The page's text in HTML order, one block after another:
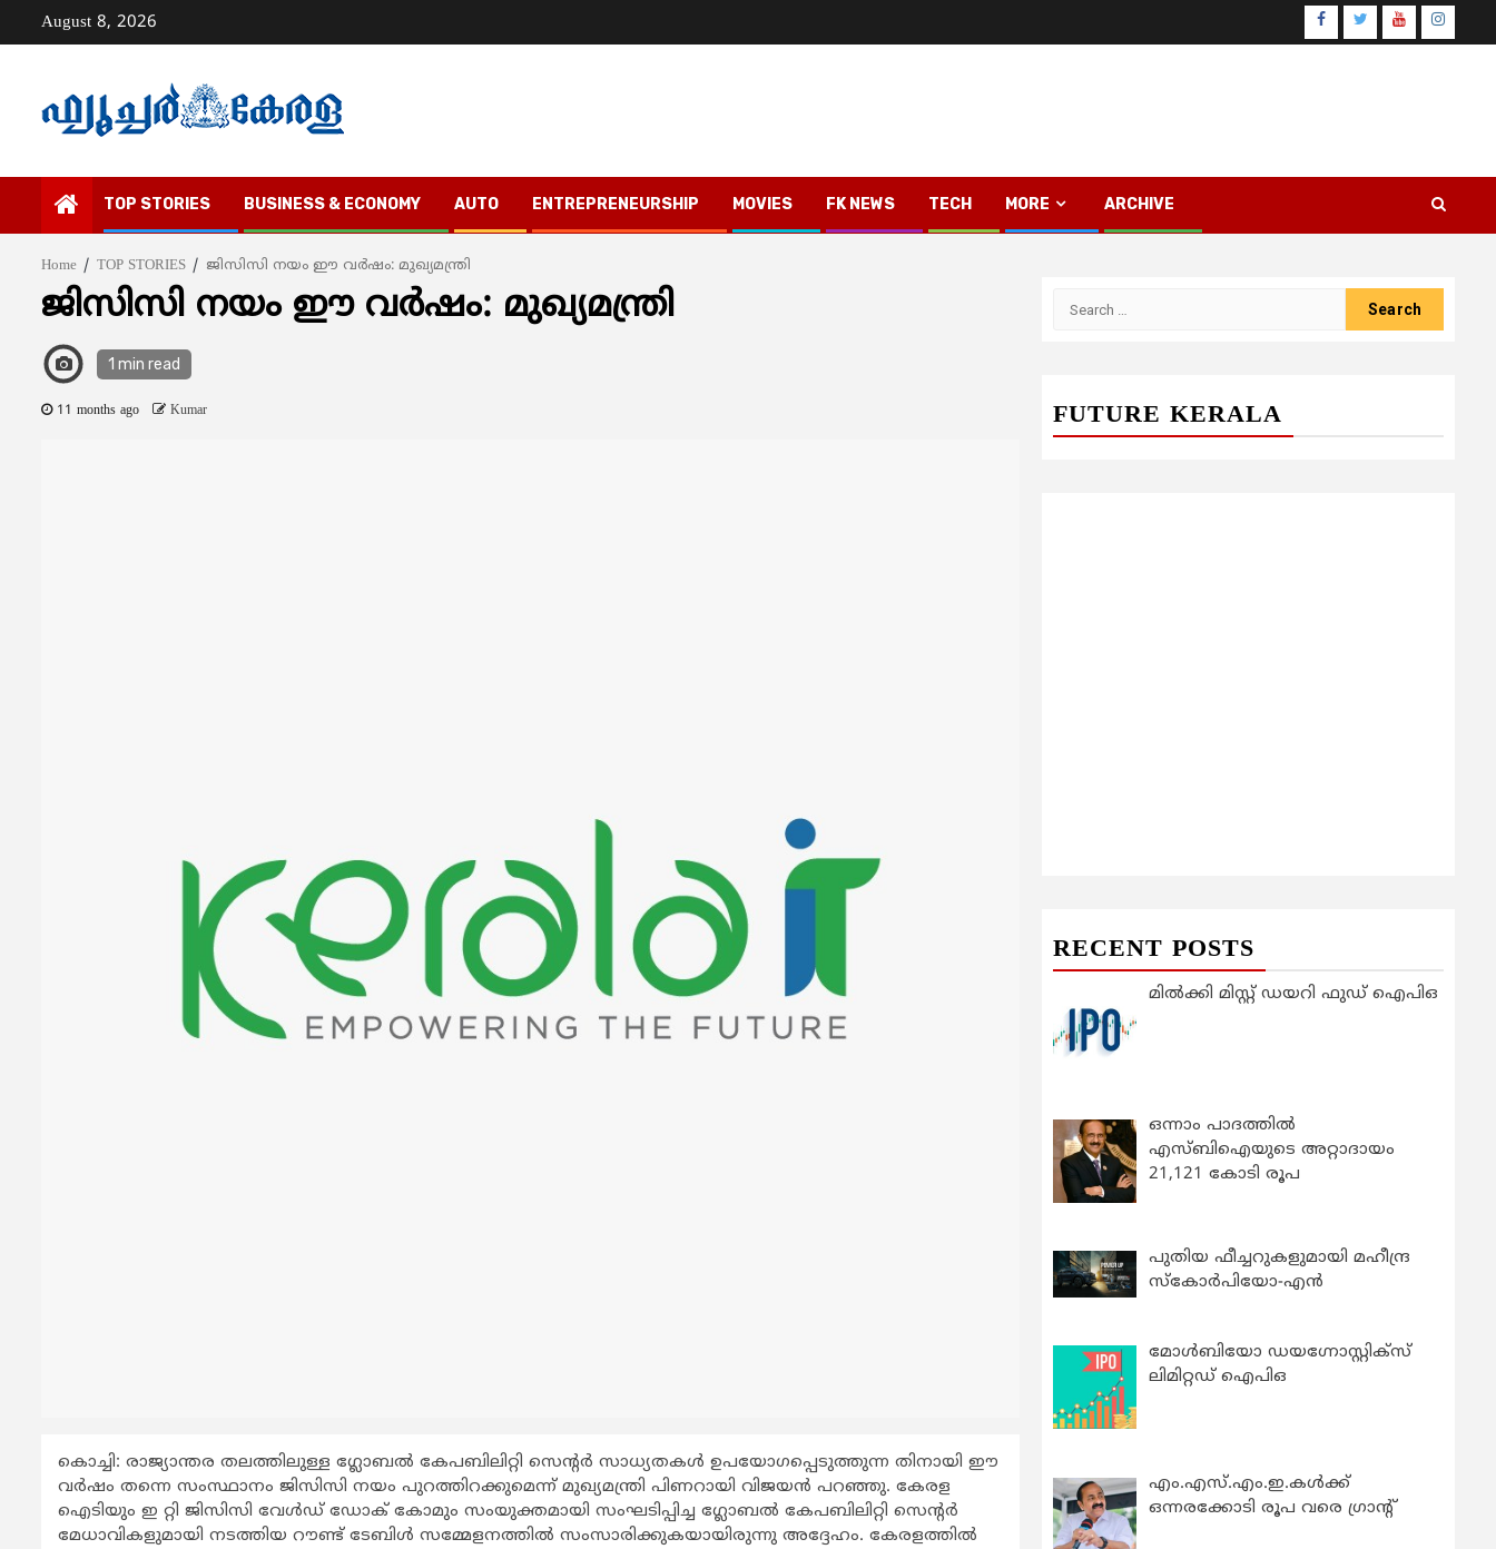
August 8, 2026 Facebook
TwitterYoutube
TOP STORIES BUSINESS & ECONOMY AUTO ENTREPRENEURSHIP MOVIES FK NEWS TECH MORE ARCHIVE
Home TOP STORIES ജിസിസി നയം ഈ വര്‍ഷം: മുഖ്യമന്ത്രി
ജിസിസി നയം ഈ വര്‍ഷം: മുഖ്യമന്ത്രി
1 min read
11 months ago Kumar
കൊച്ചി: രാജ്യാന്തര തലത്തിലുള്ള ഗ്ലോബൽ കേപബിലിറ്റി സെന്റര്‍ സാധ്യതകള്‍ ഉപയോഗപ്പെടുത്തുന്ന തിനായി ഈ
വര്‍ഷം തന്നെ സംസ്ഥാനം ജിസിസി നയം പുറത്തിറക്കുമെന്ന് മുഖ്യമന്ത്രി പിണറായി വിജയന്‍ പറഞ്ഞു. കേരള
ഐടിയും ഇ റ്റി ജിസിസി വേള്‍ഡ് ഡോക് കോമും സംയുക്തമായി സംഘടിപ്പിച്ച ഗ്ലോബല്‍ കേപബിലിറ്റി സെന്റര്‍
മേധാവികളുമായി നടത്തിയ റൗണ്ട് ടേബിള്‍ സമ്മേളനത്തില്‍ സംസാരിക്കുകയായിരുന്നു അദ്ദേഹം. കേരളത്തില്‍
FUTURE KERALA
RECENT POSTS
മിൽക്കി മിസ്റ്റ് ഡയറി ഫുഡ് ഐപിഒ
ഒന്നാം പാദത്തിൽ
എസ്ബിഐയുടെ അറ്റാദായം
21,121 കോടി രൂപ
പുതിയ ഫീച്ചറുകളുമായി മഹീന്ദ്ര
സ്കോർപിയോ-എൻ
മോൾബിയോ ഡയഗ്നോസ്റ്റിക്സ്
ലിമിറ്റഡ് ഐപിഒ
എം.എസ്.എം.ഇ.കൾക്ക്
ഒന്നരക്കോടി രൂപ വരെ ഗ്രാന്റ്